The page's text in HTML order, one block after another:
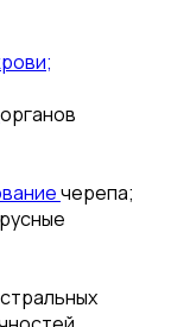
органов
черепа;